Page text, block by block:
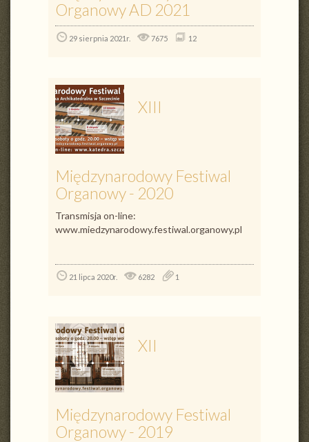
Organowy AD 2021
29 sierpnia 2021r. 7675 12
XIII
Międzynarodowy Festiwal
Organowy - 2020
Transmisja on-line:
www.miedzynarodowy.festiwal.organowy.pl
21 lipca 2020r. 6282 1
XII
Międzynarodowy Festiwal
Organowy - 2019